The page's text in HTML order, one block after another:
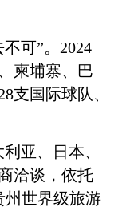
可”。2024
柬埔寨、巴
支国际球队、
亚、日本、
洽谈，依托
州世界级旅游